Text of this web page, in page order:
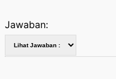
Jawaban: